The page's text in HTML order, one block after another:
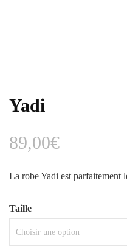
Yadi
89,00€
La robe Yadi est parfaitement
Taille